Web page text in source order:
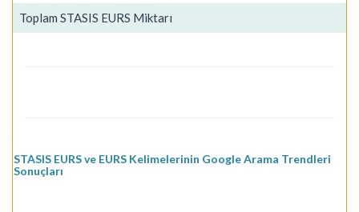
Toplam STASIS EURS Miktarı
STASIS EURS ve EURS Kelimelerinin Google Arama Trendleri
Sonuçları